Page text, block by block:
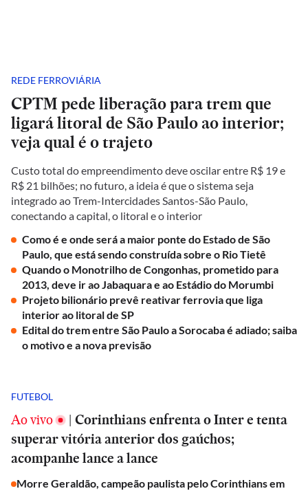
REDE FERROVIÁRIA
CPTM pede liberação para trem que
ligará litoral de São Paulo ao interior;
veja qual é o trajeto
Custo total do empreendimento deve oscilar entre R$ 19 e
R$ 21 bilhões; no futuro, a ideia é que o sistema seja
integrado ao Trem-Intercidades Santos-São Paulo,
conectando a capital, o litoral e o interior
Como é e onde será a maior ponte do Estado de São
Paulo, que está sendo construída sobre o Rio Tietê
Quando o Monotrilho de Congonhas, prometido para
2013, deve ir ao Jabaquara e ao Estádio do Morumbi
Projeto bilionário prevê reativar ferrovia que liga
interior ao litoral de SP
Edital do trem entre São Paulo a Sorocaba é adiado; saiba
o motivo e a nova previsão
FUTEBOL
Ao vivo | Corinthians enfrenta o Inter e tenta
superar vitória anterior dos gaúchos;
acompanhe lance a lance
Morre Geraldão, campeão paulista pelo Corinthians em